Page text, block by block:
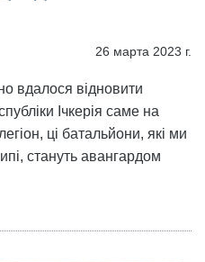
26 марта 2023 г.
вдалося відновити
Ічкерія саме на
ці батальйони, які ми
стануть авангардом